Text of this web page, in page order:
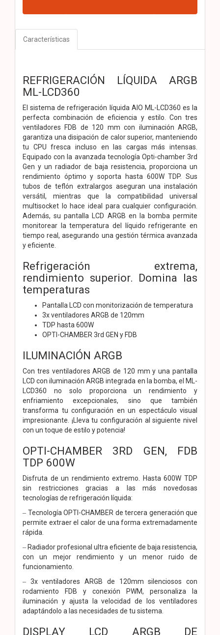
Características
REFRIGERACIÓN LÍQUIDA ARGB
ML-LCD360
El sistema de refrigeración líquida AIO ML-LCD360 es la
perfecta combinación de eficiencia y estilo. Con tres
ventiladores FDB de 120 mm con iluminación ARGB,
garantiza una disipación de calor superior, manteniendo
tu CPU fresca incluso en las cargas más intensas.
Equipado con la avanzada tecnología Opti-chamber 3rd
Gen y un radiador de baja resistencia, proporciona un
rendimiento óptimo y soporta hasta 600W TDP. Sus
tubos de teflón extralargos aseguran una instalación
versátil, mientras que la compatibilidad universal
multisocket lo hace ideal para cualquier configuración.
Además, su pantalla LCD ARGB en la bomba permite
monitorear la temperatura del líquido refrigerante en
tiempo real, asegurando una gestión térmica avanzada
y eficiente.
Refrigeración extrema,
rendimiento superior. Domina las
temperaturas
Pantalla LCD con monitorización de temperatura
3x ventiladores ARGB de 120mm
TDP hasta 600W
OPTI-CHAMBER 3rd GEN y FDB
ILUMINACIÓN ARGB
Con tres ventiladores ARGB de 120 mm y una pantalla
LCD con iluminación ARGB integrada en la bomba, el ML-
LCD360 no solo proporciona un rendimiento y
enfriamiento excepcionales, sino que también
transforma tu configuración en un espectáculo visual
impresionante. ¡Lleva tu configuración al siguiente nivel
con un toque de estilo y potencia!
OPTI-CHAMBER 3RD GEN, FDB
TDP 600W
Disfruta de un rendimiento extremo. Hasta 600W TDP
sin restricciones gracias a las más novedosas
tecnologías de refrigeración líquida:
‒ Tecnología OPTI-CHAMBER de tercera generación que
permite extraer el calor de una forma extremadamente
rápida.
‒ Radiador profesional ultra eficiente de baja resistencia,
con un mejor rendimiento y un menor ruido de
funcionamiento.
‒ 3x ventiladores ARGB de 120mm silenciosos con
rodamiento FDB y conexión PWM, personaliza la
iluminación y ajusta la velocidad de los ventiladores
adaptándolo a las necesidades de tu sistema.
DISPLAY LCD ARGB DE